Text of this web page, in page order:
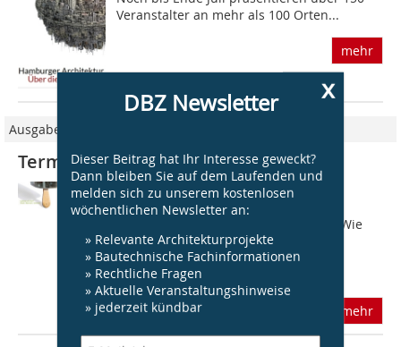
x
DBZ Newsletter
Dieser Beitrag hat Ihr Interesse geweckt?
Dann bleiben Sie auf dem Laufenden und
melden sich zu unserem kostenlosen
wöchentlichen Newsletter an:
» Relevante Architekturprojekte
» Bautechnische Fachinformationen
» Rechtliche Fragen
» Aktuelle Veranstaltungshinweise
» jederzeit kündbar
Veranstalter an mehr als 100 Orten...
mehr
Ausgabe 08/2015
Termineseite DBZ 08 2015
Weiterbildung Bis 30.09.2015 Leipzig
Architektursommer Sachsen?
www.architektursommer-sachsen.de Wie
die Stadt für die Zukunft fit gemacht
werden könnte: Der dritte
Architektursommer Sachsen lockt...
mehr